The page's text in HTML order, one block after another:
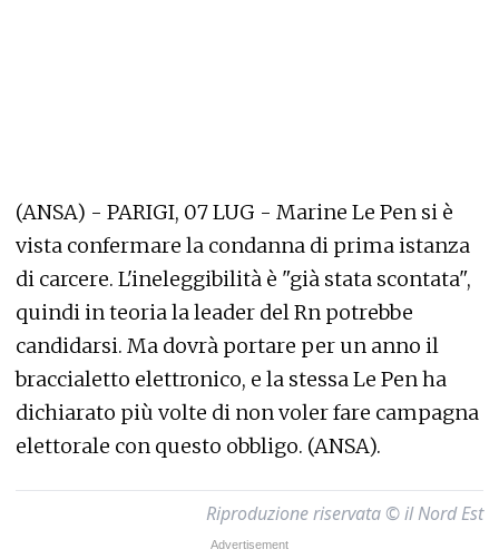
(ANSA) - PARIGI, 07 LUG - Marine Le Pen si è
vista confermare la condanna di prima istanza
di carcere. L'ineleggibilità è "già stata scontata",
quindi in teoria la leader del Rn potrebbe
candidarsi. Ma dovrà portare per un anno il
braccialetto elettronico, e la stessa Le Pen ha
dichiarato più volte di non voler fare campagna
elettorale con questo obbligo. (ANSA).
Riproduzione riservata © il Nord Est